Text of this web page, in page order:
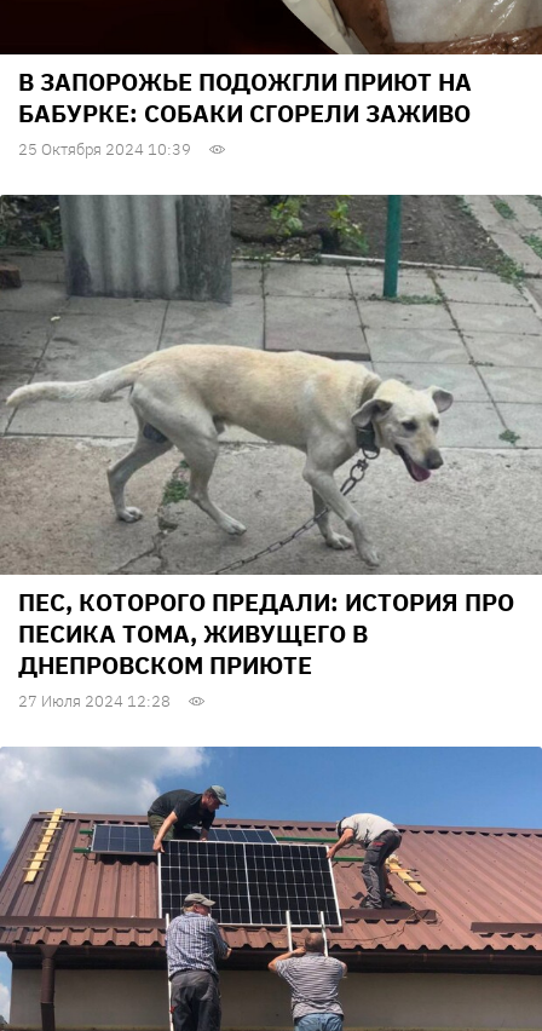
В ЗАПОРОЖЬЕ ПОДОЖГЛИ ПРИЮТ НА
БАБУРКЕ: СОБАКИ СГОРЕЛИ ЗАЖИВО
25 Октября 2024 10:39
ПЕС, КОТОРОГО ПРЕДАЛИ: ИСТОРИЯ ПРО
ПЕСИКА ТОМА, ЖИВУЩЕГО В
ДНЕПРОВСКОМ ПРИЮТЕ
27 Июля 2024 12:28